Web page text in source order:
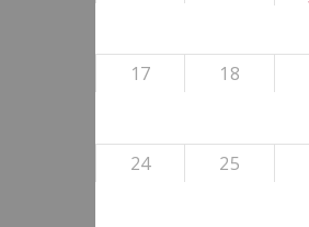
17 18
24 25